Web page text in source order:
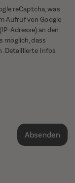
reCaptcha, was
Aufruf von Google
Adresse) an den
möglich, dass
Detaillierte Infos